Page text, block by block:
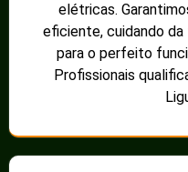
elétricas.
eficiente, cuidando
para o perfeito
Profissionais